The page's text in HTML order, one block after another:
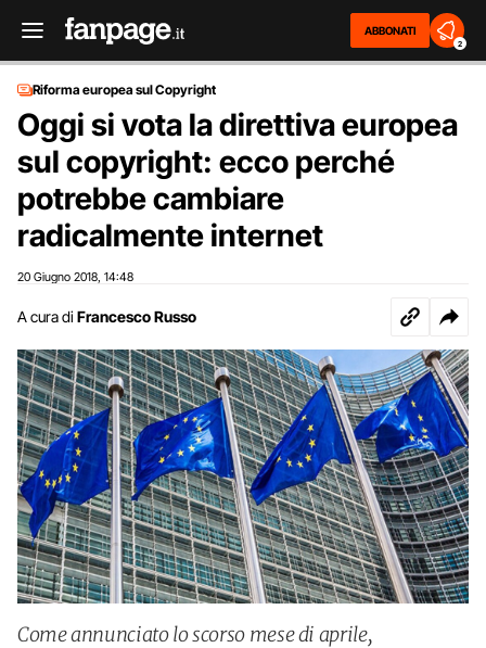
ABBONATI
2
Riforma europea sul Copyright
Oggi si vota la direttiva europea
sul copyright: ecco perché
potrebbe cambiare
radicalmente internet
20 Giugno 2018 14:48
A cura di Francesco Russo
Come annunciato lo scorso mese di aprile,